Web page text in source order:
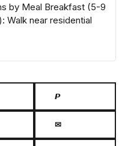
by Meal Breakfast (5-9
Walk near residential
𝙋
✉